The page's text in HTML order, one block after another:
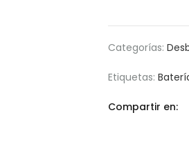
Categorías:
Etiquetas:
Compartir en: